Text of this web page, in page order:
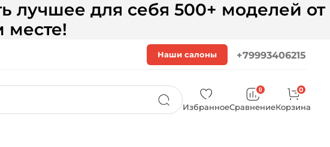
лучшее для себя 500+ моделей от
месте!
Наши салоны +79993406215
Избранное
0
Сравнение
0
Корзина